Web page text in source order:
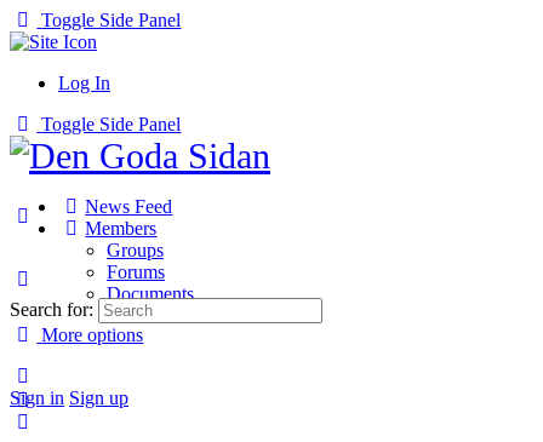
Toggle Side Panel
Log In
Toggle Side Panel
News Feed
Members
Groups
Forums
Documents
More options
Sign in Sign up
Search for: